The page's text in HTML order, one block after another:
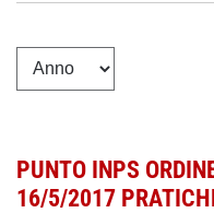
PUNTO INPS
16/5/2017